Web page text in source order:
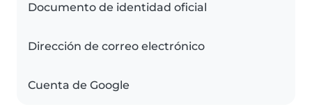
Documento de identidad oficial
Dirección de correo electrónico
Cuenta de Google